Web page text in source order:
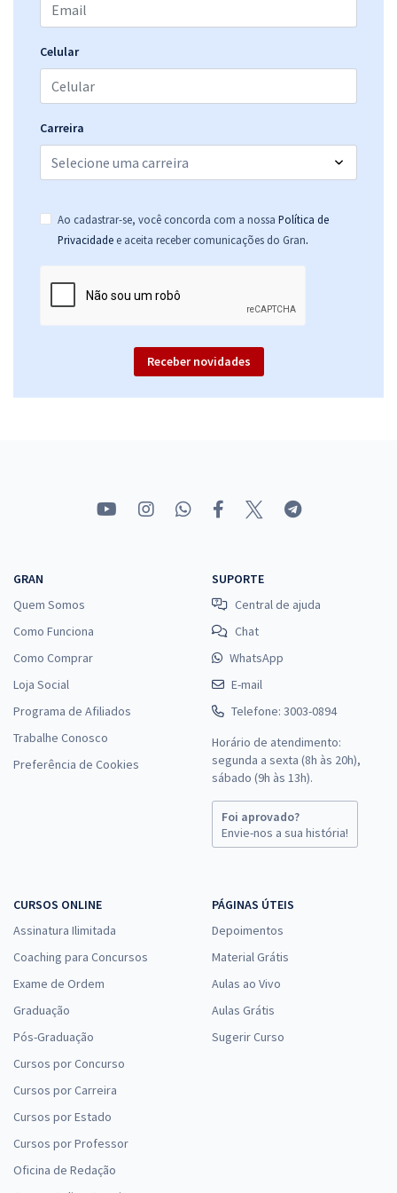
PROCERGS - Centro de Tecnologia da Informação e Comunicação do
Estado do Rio Grande do Sul - ANC - Analista em Computação/ Ênfase
em Segurança da Informação
ou 12x deR$31,99
Economize R$ 95,96 (-20%)
PROCERGS - Centro de Tecnologia da Informação e Comunicação do
Estado do Rio Grande do Sul - Conhecimentos Específicos para ANC
R$ 311,84à vista
ou 12x de R$25,99
PROCERGS - Centro de Tecnologia da Informação e Comunicação do
Estado do Rio Grande do Sul - ANC – Analista Em Computação/
25,99
Economize R$ 77,96 (-20%)
Comprar
PROCERGS - Centro de Tecnologia da Informação e Comunicação do
Estado do Rio Grande do Sul -Conhecimentos Específicos para ANC
– Analista Em Computação/ Ênfase Em Suporte Em Banco De Dados
19,32
Economize R$ 57,96 (-20%)
Estado do Rio Grande do Sul - Conhecimentos Específicos para ANC
– Analista em Computação/ Ênfase em Gerenciamento de Projetos
na Área Operacional
à vista
21,05
Celular
Carreira
Ao cadastrar-se, você concorda com a nossa Política de
Privacidade e aceita receber comunicações do Gran.
Receber novidades
GRAN
Quem Somos
Como Funciona
Como Comprar
Loja Social
Programa de Afiliados
Trabalhe Conosco
Preferência de Cookies
SUPORTE
Central de ajuda
Chat
WhatsApp
E-mail
Telefone: 3003-0894
Horário de atendimento:
segunda a sexta (8h às 20h),
sábado (9h às 13h).
Foi aprovado?
Envie-nos a sua história!
CURSOS ONLINE
Assinatura Ilimitada
Coaching para Concursos
Exame de Ordem
Graduação
Pós-Graduação
Cursos por Concurso
Cursos por Carreira
Cursos por Estado
Cursos por Professor
Oficina de Redação
PÁGINAS ÚTEIS
Depoimentos
Material Grátis
Aulas ao Vivo
Aulas Grátis
Sugerir Curso